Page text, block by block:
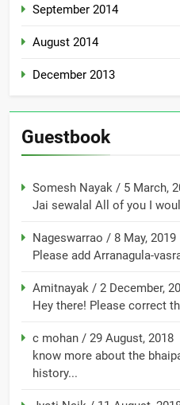
September 2014
August 2014
December 2013
Guestbook
Somesh Nayak / 5 March,
Jai sewalal All of you I
Nageswarrao / 8 May, 2019
Please add Arranagula-
Amitnayak / 2 December,
Hey there! Please correct
c mohan / 29 August, 2018
know more about the
history...